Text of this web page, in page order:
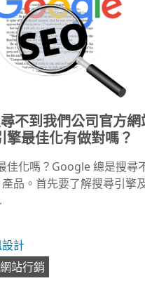
不到我們公司官方網
擎最佳化有做對嗎？
佳化嗎？Google 總是搜尋
品。首先要了解搜尋引擎
計
網站行銷